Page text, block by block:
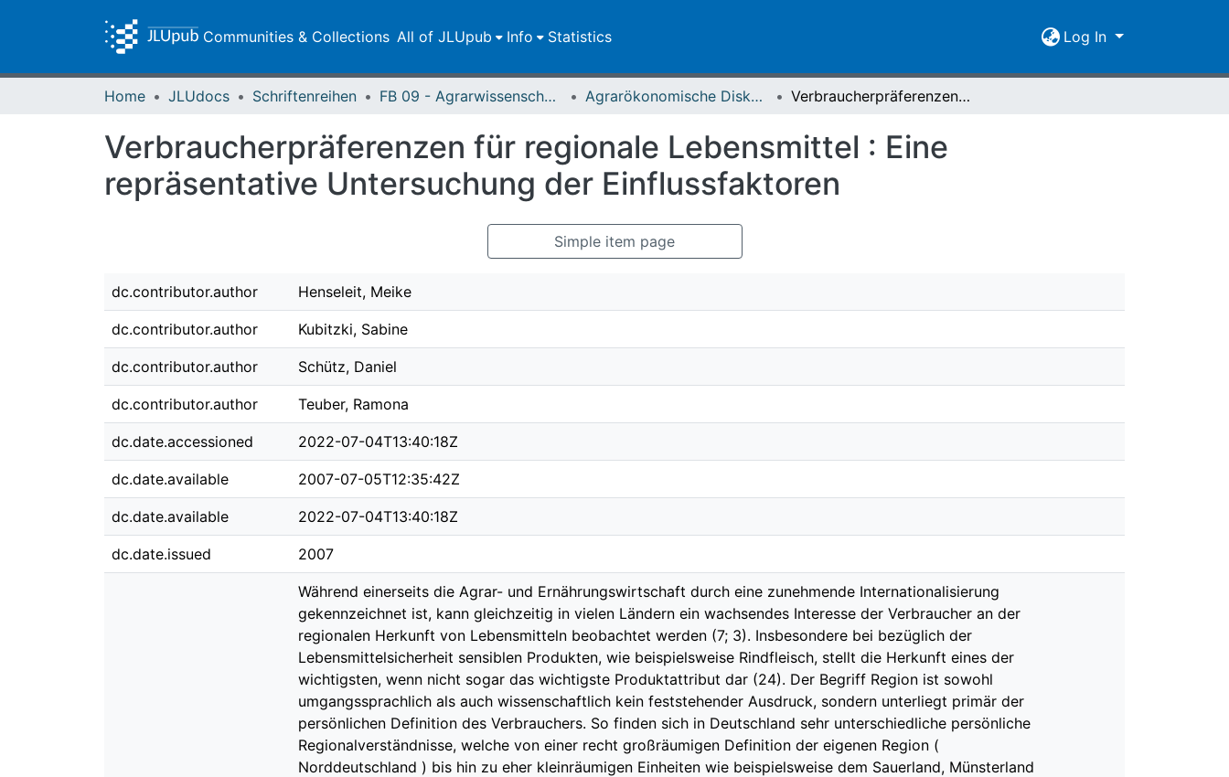
Communities & Collections All of JLUpub Info Statistics Log In
Home JLUdocs Schriftenreihen FB 09 - Agrarwissenschaften, Ökotrophologie und Umweltmanagement Agrarökonomische Diskussionsbeiträge = Discussion papers in agricultural economics Verbraucherpräferenzen für regionale Lebensmittel : Eine repräsentative Untersuchung der Einflussfaktoren
Verbraucherpräferenzen für regionale Lebensmittel : Eine
repräsentative Untersuchung der Einflussfaktoren
Simple item page
dc.contributor.author Henseleit, Meike
dc.contributor.author Kubitzki, Sabine
dc.contributor.author Schütz, Daniel
dc.contributor.author Teuber, Ramona
dc.date.accessioned 2022-07-04T13:40:18Z
dc.date.available 2007-07-05T12:35:42Z
dc.date.available 2022-07-04T13:40:18Z
dc.date.issued 2007
Während einerseits die Agrar- und Ernährungswirtschaft durch eine zunehmende Internationalisierung
gekennzeichnet ist, kann gleichzeitig in vielen Ländern ein wachsendes Interesse der Verbraucher an der
regionalen Herkunft von Lebensmitteln beobachtet werden (7; 3). Insbesondere bei bezüglich der
Lebensmittelsicherheit sensiblen Produkten, wie beispielsweise Rindfleisch, stellt die Herkunft eines der
wichtigsten, wenn nicht sogar das wichtigste Produktattribut dar (24). Der Begriff Region ist sowohl
umgangssprachlich als auch wissenschaftlich kein feststehender Ausdruck, sondern unterliegt primär der
persönlichen Definition des Verbrauchers. So finden sich in Deutschland sehr unterschiedliche persönliche
Regionalverständnisse, welche von einer recht großräumigen Definition der eigenen Region (
Norddeutschland ) bis hin zu eher kleinräumigen Einheiten wie beispielsweise dem Sauerland, Münsterland